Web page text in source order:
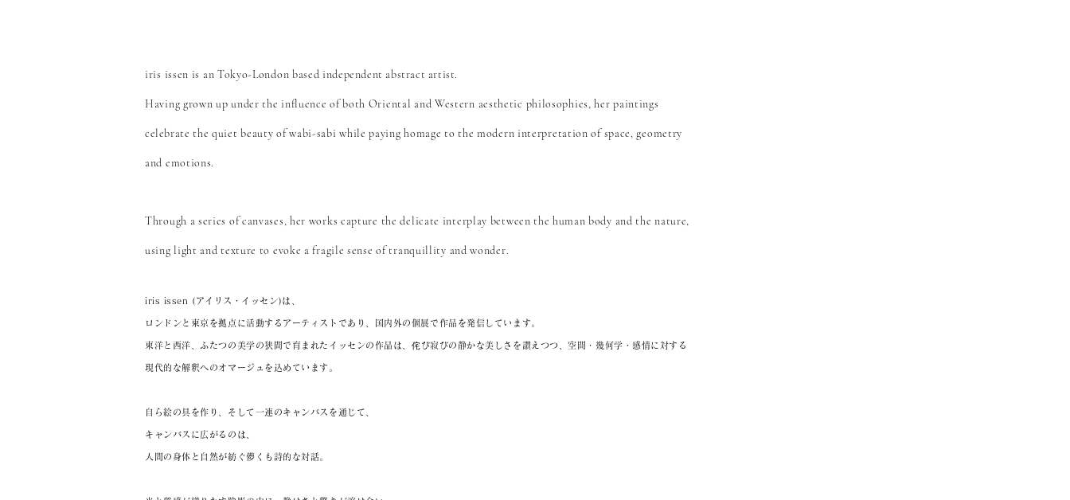
iris issen is an Tokyo-London based independent abstract artist.
Having grown up under the influence of both Oriental and Western aesthetic philosophies, her paintings
celebrate the quiet beauty of wabi-sabi while paying homage to the modern interpretation of space, geometry
and emotions.
Through a series of canvases, her works capture the delicate interplay betweenthe human body and the nature,
using light and texture to evoke a fragile sense of tranquillity and wonder.
iris issen (アイリス・イッセン)は、
ロンドンと東京を拠点に活動するアーティストであり、国内外の個展で作品を発信しています。
東洋と西洋、ふたつの美学の狭間で育まれた イッセンの作品は、 侘び寂びの静かな美しさを讃えつつ、空間・幾何学・感情に対する
現代的な解釈へのオマージュを込めています。
自ら絵の具を作り、そして一連のキャンバスを通じて、
キャンバスに広がるのは、
人間の身体と自然が紡ぐ儚くも詩的な対話。